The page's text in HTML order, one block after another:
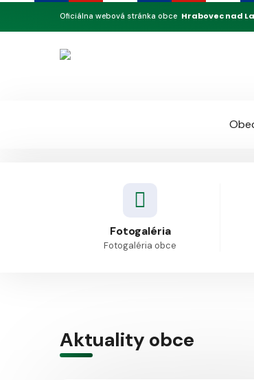
Oficiálna webová stránka obce Hrabovec nad
Fotogaléria
Fotogaléria obce
Aktuality obce